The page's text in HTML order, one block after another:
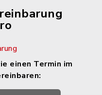
einen Termin im